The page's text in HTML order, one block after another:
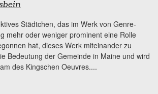
Städtchen, das im Werk von Genre-
mehr oder weniger prominent eine Rolle
hat, dieses Werk miteinander zu
Bedeutung der Gemeinde in Maine und wird
des Kingschen Oeuvres....